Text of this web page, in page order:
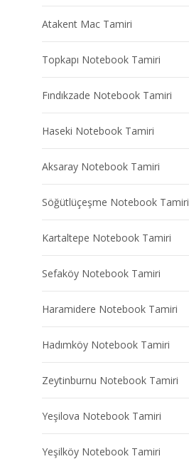
Atakent Mac Tamiri
Topkapı Notebook Tamiri
Fındıkzade Notebook Tamiri
Haseki Notebook Tamiri
Aksaray Notebook Tamiri
Söğütlüçeşme Notebook Tamiri
Kartaltepe Notebook Tamiri
Sefaköy Notebook Tamiri
Haramidere Notebook Tamiri
Hadımköy Notebook Tamiri
Zeytinburnu Notebook Tamiri
Yeşilova Notebook Tamiri
Yeşilköy Notebook Tamiri